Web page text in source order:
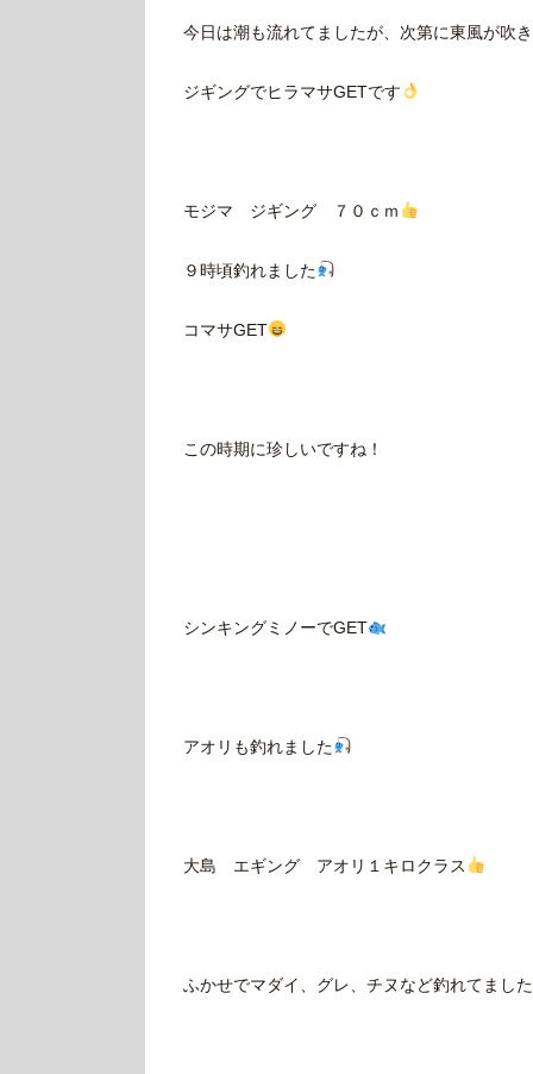
今日は潮も流れてましたが、次第に東風が吹
ジギングでヒラマサGETです
モジマ ジギング ７０ｃｍ
９時頃釣れました
コマサGET
この時期に珍しいですね！
シンキングミノーでGET
アオリも釣れました
大島 エギング アオリ１キロクラス
ふかせでマダイ、グレ、チヌなど釣れてました